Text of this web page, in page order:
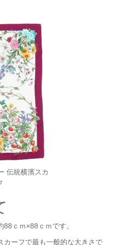
伝統横濱スカ
ｃｍ×88ｃｍです。
カーフで最も一般的な大きさで